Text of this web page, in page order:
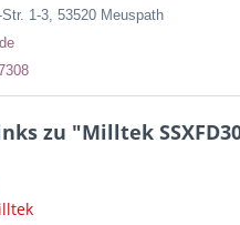
1-3, 53520 Meuspath
zu "Milltek